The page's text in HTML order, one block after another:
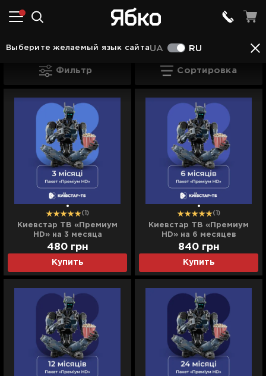
Выберите желаемый язык сайтаUA RU
ТВ подписки Ивано-Франковске
ТВ подписки Ивано-Франковске
Фильтр Сортировка
(1)
Киевстар ТВ «Премиум
HD» на 3 месяца
(электронный код
активации)
Купить
480 грн
(1)
Киевстар ТВ «Премиум
HD» на 6 месяцев
(электронный код
активации)
Купить
840 грн